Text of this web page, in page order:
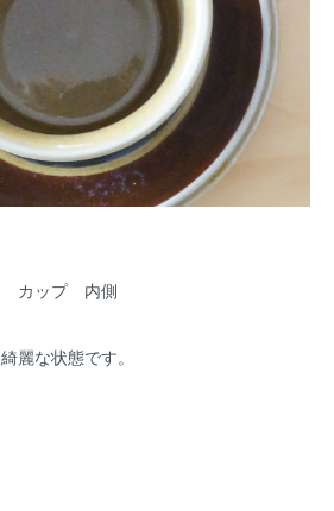
カップ 内側
綺麗な状態です。